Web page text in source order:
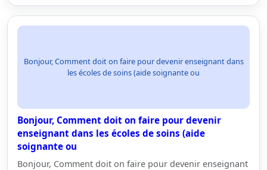
Bonjour, Comment doit on faire pour devenir enseignant dans
les écoles de soins (aide soignante ou
Bonjour, Comment doit on faire pour devenir
enseignant dans les écoles de soins (aide
soignante ou
Bonjour, Comment doit on faire pour devenir enseignant